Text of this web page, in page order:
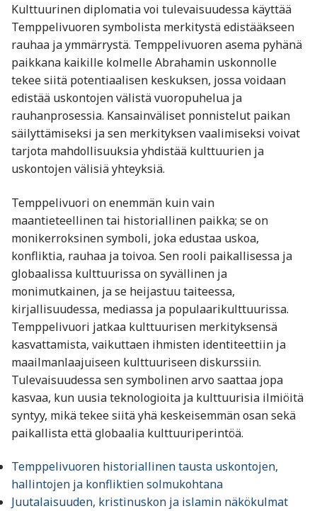
Kulttuurinen diplomatia voi tulevaisuudessa käyttää
Temppelivuoren symbolista merkitystä edistääkseen
rauhaa ja ymmärrystä. Temppelivuoren asema pyhänä
paikkana kaikille kolmelle Abrahamin uskonnolle
tekee siitä potentiaalisen keskuksen, jossa voidaan
edistää uskontojen välistä vuoropuhelua ja
rauhanprosessia. Kansainväliset ponnistelut paikan
säilyttämiseksi ja sen merkityksen vaalimiseksi voivat
tarjota mahdollisuuksia yhdistää kulttuurien ja
uskontojen välisiä yhteyksiä.
Temppelivuori on enemmän kuin vain
maantieteellinen tai historiallinen paikka; se on
monikerroksinen symboli, joka edustaa uskoa,
konfliktia, rauhaa ja toivoa. Sen rooli paikallisessa ja
globaalissa kulttuurissa on syvällinen ja
monimutkainen, ja se heijastuu taiteessa,
kirjallisuudessa, mediassa ja populaarikulttuurissa.
Temppelivuori jatkaa kulttuurisen merkityksensä
kasvattamista, vaikuttaen ihmisten identiteettiin ja
maailmanlaajuiseen kulttuuriseen diskurssiin.
Tulevaisuudessa sen symbolinen arvo saattaa jopa
kasvaa, kun uusia teknologioita ja kulttuurisia ilmiöitä
syntyy, mikä tekee siitä yhä keskeisemmän osan sekä
paikallista että globaalia kulttuuriperintöä.
Temppelivuoren historiallinen tausta uskontojen,
hallintojen ja konfliktien solmukohtana
Juutalaisuuden, kristinuskon ja islamin näkökulmat